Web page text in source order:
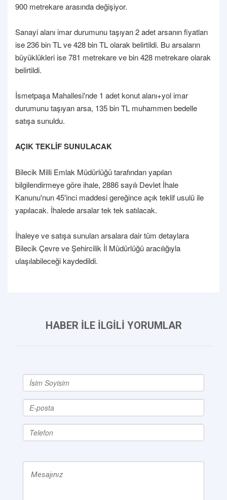
900 metrekare arasında değişiyor.
Sanayi alanı imar durumunu taşıyan 2 adet arsanın fiyatları
ise 236 bin TL ve 428 bin TL olarak belirtildi. Bu arsaların
büyüklükleri ise 781 metrekare ve bin 428 metrekare olarak
belirtildi.
İsmetpaşa Mahallesi'nde 1 adet konut alanı+yol imar
durumunu taşıyan arsa, 135 bin TL muhammen bedelle
satışa sunuldu.
AÇIK TEKLİF SUNULACAK
Bilecik Milli Emlak Müdürlüğü tarafından yapılan
bilgilendirmeye göre ihale, 2886 sayılı Devlet İhale
Kanunu'nun 45'inci maddesi gereğince açık teklif usulü ile
yapılacak. İhalede arsalar tek tek satılacak.
İhaleye ve satışa sunulan arsalara dair tüm detaylara
Bilecik Çevre ve Şehircilik İl Müdürlüğü aracılığıyla
ulaşılabileceği kaydedildi.
HABER İLE İLGİLİ YORUMLAR